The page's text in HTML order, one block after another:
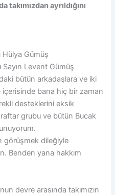
takımızdan ayrıldığını
Hülya Gümüş
Sayın Levent Gümüş
bütün arkadaşlara ve iki
içerisinde bana hiç bir zaman
desteklerini eksik
grubu ve bütün Bucak
görüşmek dileğiyle
Benden yana hakkım
devre arasında takımızın